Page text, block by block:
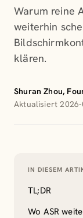
Warum reine
weiterhin
klären.
Shuran Zhou,
Aktualisiert
IN DIESEM
TL;DR
Wo ASR